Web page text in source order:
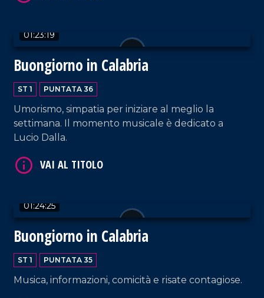
01:23:19
Buongiorno in Calabria
ST 1 PUNTATA 36
Umorismo, simpatia per iniziare al meglio la
settimana. Il momento musicale è dedicato a
Lucio Dalla.
01:24:25
Buongiorno in Calabria
ST 1 PUNTATA 35
Musica, informazioni, comicità e risate contagiose.
VAI AL TITOLO